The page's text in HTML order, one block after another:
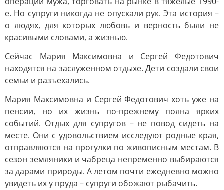
е. Но супруги никогда не опускали рук. Эта история –
о людях, для которых любовь и верность были не
красивыми словами, а жизнью.
Сейчас Мария Максимовна и Сергей Федотович
находятся на заслуженном отдыхе. Дети создали свои
семьи и разъехались.
Мария Максимовна и Сергей Федотович хоть уже на
пенсии, но их жизнь по-прежнему полна ярких
событий. Отдых для супругов – не повод сидеть на
месте. Они с удовольствием исследуют родные края,
отправляются на прогулки по живописным местам. В
сезон земляники и чабреца непременно выбираются
за дарами природы. А летом почти ежедневно можно
увидеть их у пруда – супруги обожают рыбачить.